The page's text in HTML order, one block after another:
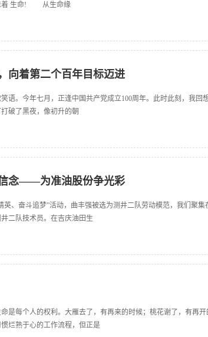
味着 生命! 从生命缘
向着第二个百年目标迈进
语。今年七月，正逢中国共产党成立100周年。此时此刻，我回
破了黑夜，像初升的朝
念——为准油股份争光彩
英、奋斗追梦”活动，曲丰强被选为测井二队劳动模范，我们聚
二队技术员。在吉庆油田生
是每个人的权利。大雁去了，有再来的时候；桃花谢了，有再
烂熟于心的工作流程，但正是